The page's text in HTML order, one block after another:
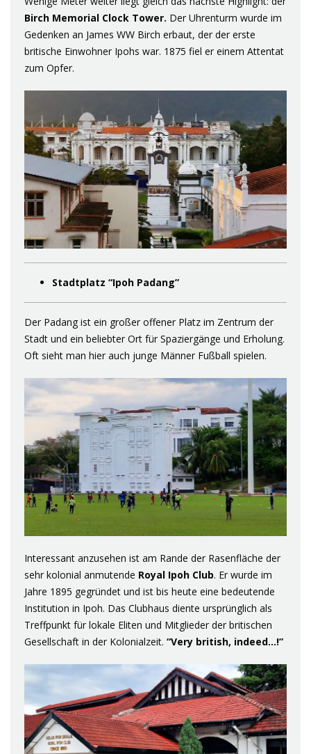
Birch Memorial Clock Tower. Der Uhrenturm wurde im
Gedenken an James WW Birch erbaut, der der erste
britische Einwohner Ipohs war. 1875 fiel er einem Attentat
zum Opfer.
Stadtplatz “Ipoh Padang”
Der Padang ist ein großer offener Platz im Zentrum der
Stadt und ein beliebter Ort für Spaziergänge und Erholung.
Oft sieht man hier auch junge Männer Fußball spielen.
Interessant anzusehen ist am Rande der Rasenfläche der
sehr kolonial anmutende Royal Ipoh Club. Er wurde im
Jahre 1895 gegründet und ist bis heute eine bedeutende
Institution in Ipoh. Das Clubhaus diente ursprünglich als
Treffpunkt für lokale Eliten und Mitglieder der britischen
Gesellschaft in der Kolonialzeit. “Very british, indeed…!”